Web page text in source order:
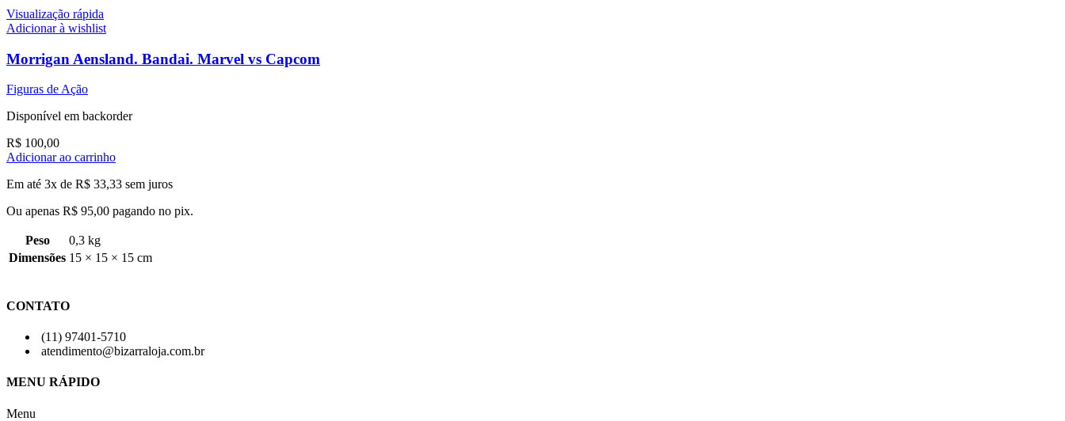
Visualização rápida
Adicionar à wishlist
Morrigan Aensland. Bandai. Marvel vs Capcom
Figuras de Ação
Disponível em backorder
R$ 100,00
Adicionar ao carrinho
Em até 3x de R$ 33,33 sem juros
Ou apenas R$ 95,00 pagando no pix.
Peso
0,3 kg
Dimensões 15 × 15 × 15 cm
CONTATO
(11) 97401-5710
atendimento@bizarraloja.com.br
MENU RÁPIDO
Menu